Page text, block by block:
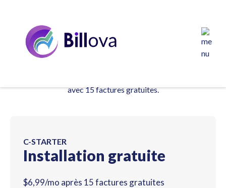
Choisissez votre plan et
commencez à établir vos factures.
avec 15 factures gratuites.
C-STARTER
Installation gratuite
$6,99/mo après 15 factures gratuites